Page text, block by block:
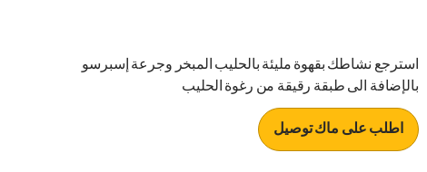
استرجع نشاطك بقهوة مليئة بالحليب المبخر وجرعة إسبرسو
بالإضافة الى طبقة رقيقة من رغوة الحليب
اطلب على ماك توصيل